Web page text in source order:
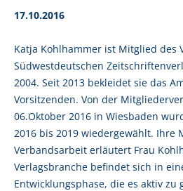
17.10.2016
Katja Kohlhammer ist Mitglied des
Südwestdeutschen
2004. Seit 2013 bekleidet sie das
Vorsitzenden. Von der
06.Oktober 2016 in Wiesbaden
2016 bis 2019 wiedergewählt. Ihre
Verbandsarbeit erläutert Frau
Verlagsbranche befindet sich in
Entwicklungsphase, die es aktiv